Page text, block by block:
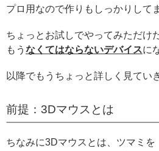
プロ用なので作りもしっかりして
ちょっとお試しでやってみただけ
もう なくてはならないデバイスに
以降でもうちょっと詳しく見てい
前提：3Dマウスとは
ちなみに3Dマウスとは、ツマミを